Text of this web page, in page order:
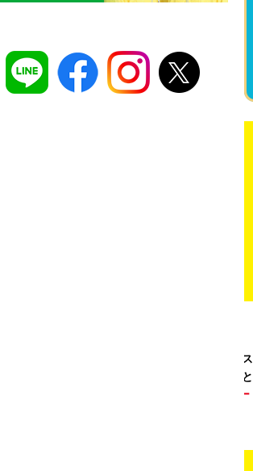
。ガソリンス
タンドや整備工場の既存インフラを活用すること
リー